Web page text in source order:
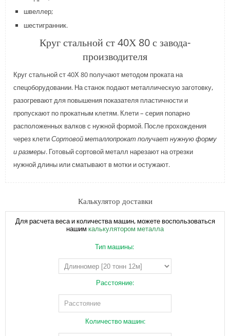
швеллер;
шестигранник.
Круг стальной ст 40Х 80 с завода-
производителя
Круг стальной ст 40Х 80 получают методом проката на
спецоборудовании. На станок подают металлическую заготовку,
разогревают для повышения показателя пластичности и
пропускают по прокатным клетям. Клети – серия попарно
расположенных валков с нужной формой. После прохождения
через клетиСортовой металлопрокат получает нужную форму
и размеры. Готовый сортовой металл нарезают на отрезки
нужной длины или сматывают в мотки и остужают.
Калькулятор доставки
Для расчета веса и количества машин, можете воспользоваться
нашим калькулятором металла
Тип машины:
Расстояние:
Количество машин: